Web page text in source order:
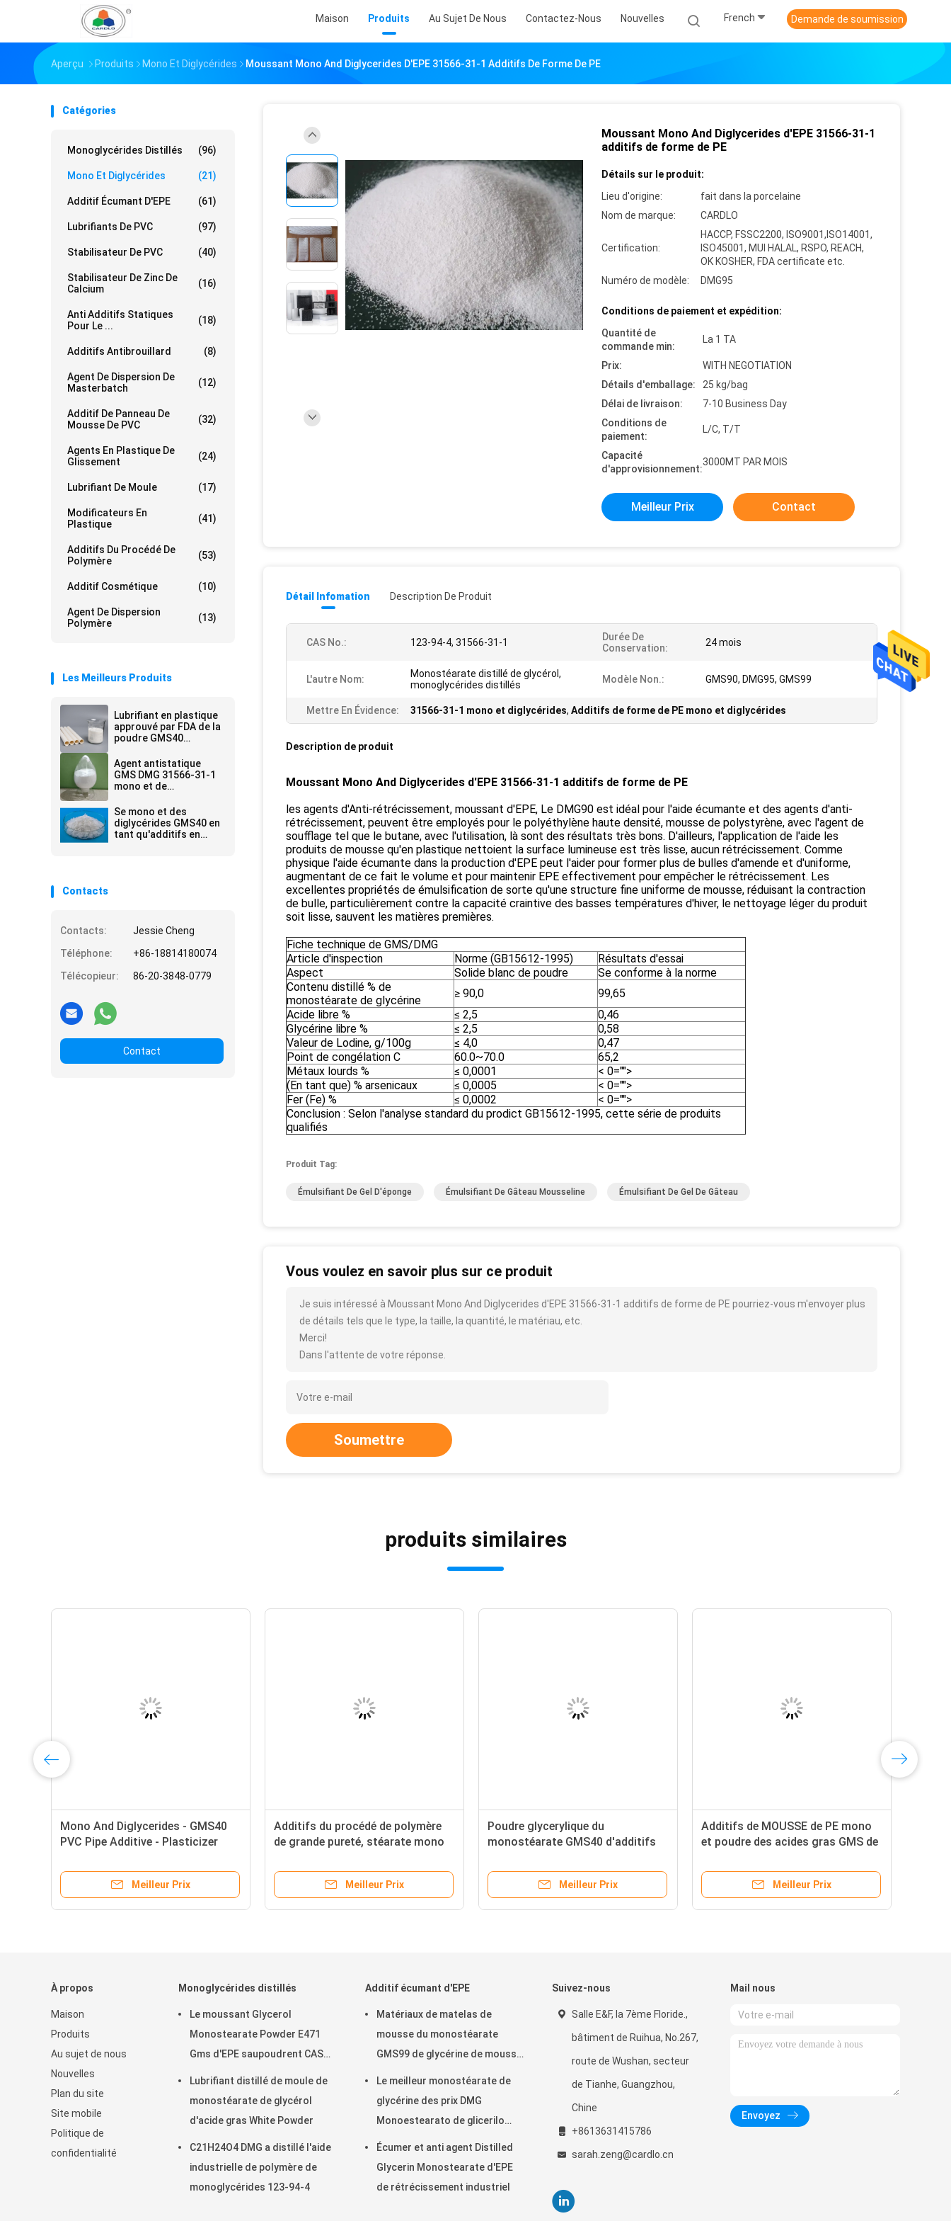
Maison Produits Au Sujet De Nous Contactez-Nous Nouvelles French Demande de soumission
Aperçu Produits Mono Et Diglycérides Moussant Mono And Diglycerides D'EPE 31566-31-1 Additifs De Forme De PE
Catégories
Monoglycérides Distillés (96)
Mono Et Diglycérides (21)
Additif Écumant D'EPE (61)
Lubrifiants De PVC (97)
Stabilisateur De PVC (40)
Stabilisateur De Zinc De
Calcium
(16)
Anti Additifs Statiques
Pour Le ...
(18)
Additifs Antibrouillard (8)
Agent De Dispersion De
Masterbatch
(12)
Additif De Panneau De
Mousse De PVC
(32)
Agents En Plastique De
Glissement
(24)
Lubrifiant De Moule (17)
Modificateurs En
Plastique
(41)
Additifs Du Procédé De
Polymère
(53)
Additif Cosmétique (10)
Agent De Dispersion
Polymère
(13)
Les Meilleurs Produits
Lubrifiant en plastique
approuvé par FDA de la
poudre GMS40
plastifiant
Agent antistatique
GMS DMG 31566-31-1
mono et de
lubrifiants
Se mono et des
diglycérides GMS40 en
tant qu'additifs en
Contacts
Contacts:
Jessie Cheng
Téléphone:
+86-18814180074
Télécopieur:
86-20-3848-0779
Contact
Moussant Mono And Diglycerides d'EPE 31566-31-1
additifs de forme de PE
Détails sur le produit:
Lieu d'origine:
fait dans la porcelaine
Nom de marque:
CARDLO
Certification:
HACCP, FSSC2200, ISO9001,ISO14001,
ISO45001, MUI HALAL, RSPO, REACH,
OK KOSHER, FDA certificate etc.
Numéro de modèle:
DMG95
Conditions de paiement et expédition:
Quantité de
commande min:
La 1 TA
Prix:
WITH NEGOTIATION
Détails d'emballage:
25 kg/bag
Délai de livraison:
7-10 Business Day
Conditions de
paiement:
L/C, T/T
Capacité
d'approvisionnement:
3000MT PAR MOIS
Meilleur Prix Contact
Détail Infomation Description De Produit
CAS No.: 123-94-4, 31566-31-1
Durée De
Conservation:
24 mois
L'autre Nom:
Monostéarate distillé de glycérol,
monoglycérides distillés
Modèle Non.: GMS90, DMG95, GMS99
Mettre En Évidence: 31566-31-1 mono et diglycérides, Additifs de forme de PE mono et diglycérides
Description de produit
Moussant Mono And Diglycerides d'EPE 31566-31-1 additifs de forme de PE
les agents d'Anti-rétrécissement, moussant d'EPE, Le DMG90 est idéal pour l'aide écumante et des agents d'anti-
rétrécissement, peuvent être employés pour le polyéthylène haute densité, mousse de polystyrène, avec l'agent de
soufflage tel que le butane, avec l'utilisation, là sont des résultats très bons. D'ailleurs, l'application de l'aide les
produits de mousse qu'en plastique nettoient la surface lumineuse est très lisse, aucun rétrécissement. Comme
physique l'aide écumante dans la production d'EPE peut l'aider pour former plus de bulles d'amende et d'uniforme,
augmentant de ce fait le volume et pour maintenir EPE effectivement pour empêcher le rétrécissement. Les
excellentes propriétés de émulsification de sorte qu'une structure fine uniforme de mousse, réduisant la contraction
de bulle, particulièrement contre la capacité craintive des basses températures d'hiver, le nettoyage léger du produit
soit lisse, sauvent les matières premières.
Fiche technique de GMS/DMG
Article d'inspection
Norme (GB15612-1995)
Résultats d'essai
Aspect
Solide blanc de poudre
Se conforme à la norme
Contenu distillé % de
monostéarate de glycérine
≥ 90,0
99,65
Acide libre %
≤ 2,5
0,46
Glycérine libre %
≤ 2,5
0,58
Valeur de Lodine, g/100g
≤ 4,0
0,47
Point de congélation C
60.0~70.0
65,2
Métaux lourds %
≤ 0,0001
< 0="">
(En tant que) % arsenicaux
≤ 0,0005
< 0="">
Fer (Fe) %
≤ 0,0002
< 0="">
Conclusion : Selon l'analyse standard du prodict GB15612-1995, cette série de produits
qualifiés
Produit Tag:
Émulsifiant De Gel D'éponge Émulsifiant De Gâteau Mousseline Émulsifiant De Gel De Gâteau
Vous voulez en savoir plus sur ce produit
Je suis intéressé à Moussant Mono And Diglycerides d'EPE 31566-31-1 additifs de forme de PE pourriez-vous m'envoyer plus
de détails tels que le type, la taille, la quantité, le matériau, etc.
Merci!
Dans l'attente de votre réponse.
Soumettre
produits similaires
Mono And Diglycerides - GMS40
PVC Pipe Additive - Plasticizer
Meilleur Prix
Additifs du procédé de polymère
de grande pureté, stéarate mono
Meilleur Prix
Poudre glycerylique du
monostéarate GMS40 d'additifs
Meilleur Prix
Additifs de MOUSSE de PE mono
et poudre des acides gras GMS de
Meilleur Prix
À propos
Maison
Produits
Au sujet de nous
Nouvelles
Plan du site
Site mobile
Politique de
confidentialité
Monoglycérides distillés
Le moussant Glycerol
Monostearate Powder E471
Gms d'EPE saupoudrent CAS
Lubrifiant distillé de moule de
monostéarate de glycérol
d'acide gras White Powder
C21H24O4 DMG a distillé l'aide
industrielle de polymère de
monoglycérides 123-94-4
Additif écumant d'EPE
Matériaux de matelas de
mousse du monostéarate
GMS99 de glycérine de mousse
Le meilleur monostéarate de
glycérine des prix DMG
Monoestearato de glicerilo
Distilled
Écumer et anti agent Distilled
Glycerin Monostearate d'EPE
de rétrécissement industriel
Suivez-nous
Salle E&F, la 7ème Floride.,
bâtiment de Ruihua, No.267,
route de Wushan, secteur
de Tianhe, Guangzhou,
Chine
+8613631415786
sarah.zeng@cardlo.cn
Mail nous
Envoyez